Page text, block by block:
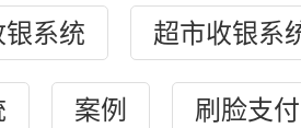
系统 超市收银系
案例 刷脸支付